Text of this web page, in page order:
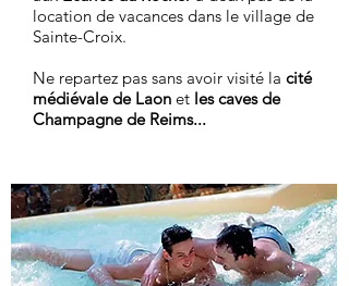
location de vacances dans le village de
Sainte-Croix.
Ne repartez pas sans avoir visité la cité
médiévale de Laon et les caves de
Champagne de Reims...